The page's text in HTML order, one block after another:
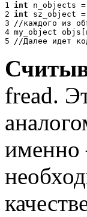
1 int n_objects
2 int sz_object =
3 //каждого из об
4 my_object
5 //Далее идет ко
fread.
именно